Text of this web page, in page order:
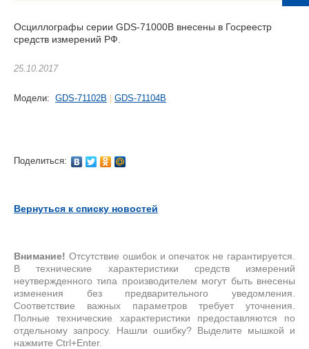
Осциллографы серии GDS-71000B внесены в Госреестр
средств измерений РФ.
25.10.2017
Модели: GDS-71102B GDS-71104B
Поделиться:
Вернуться к списку новостей
Внимание! Отсутствие ошибок и опечаток не гарантируется.
В технические характеристики средств измерений
неутвержденного типа производителем могут быть внесены
изменения без предварительного уведомления.
Соответствие важных параметров требует уточнения.
Полные технические характеристики предоставляются по
отдельному запросу. Нашли ошибку? Выделите мышкой и
нажмите Ctrl+Enter.